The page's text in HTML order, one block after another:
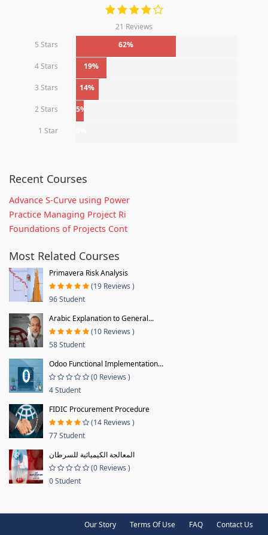
21 Reviews
5 Stars
62%
4 Stars 19%
3 Stars 14%
2 Stars 5%
1 Star
Recent Courses
Advance S-Curve using Power
Practice Managing Project Ri
Foundations of Projects Cont
Most Related Courses
Primavera Risk Analysis
(19 Reviews )
96 Student
Arabic Explanation to General...
(10 Reviews )
58 Student
Odoo Functional Implementation...
(0 Reviews )
4 Student
FIDIC Procurement Procedure
(14 Reviews )
77 Student
المعالجة الكيميائية للسرطان
(0 Reviews )
0 Student
Our Story Terms Of Use FAQ Contact Us